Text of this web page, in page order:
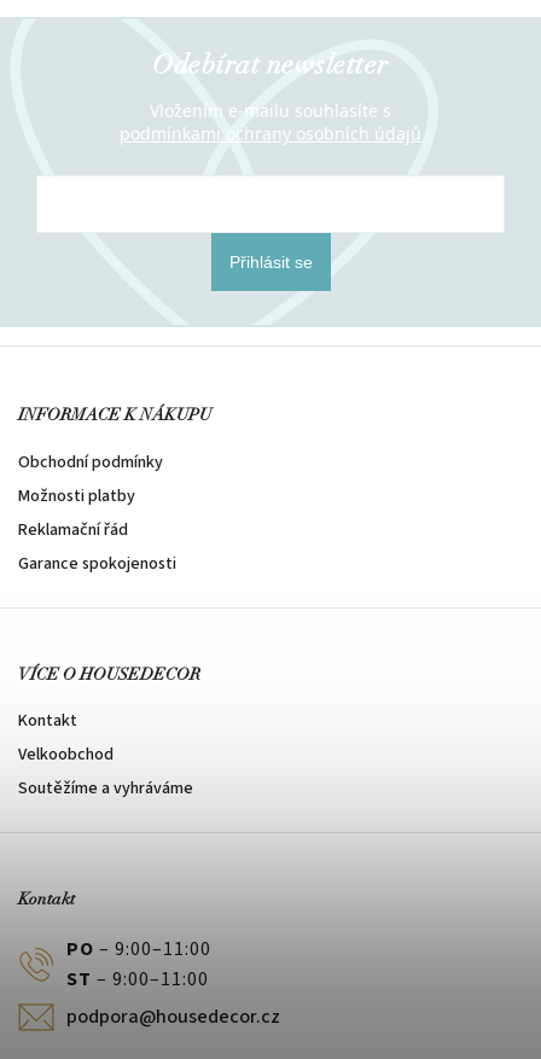
Odebírat newsletter
Vložením e-mailu souhlasíte s
podmínkami ochrany osobních údajů
Přihlásit se
INFORMACE K NÁKUPU
Obchodní podmínky
Možnosti platby
Reklamační řád
Garance spokojenosti
VÍCE O HOUSEDECOR
Kontakt
Velkoobchod
Soutěžíme a vyhráváme
Kontakt
PO – 9:00–11:00
ST – 9:00–11:00
podpora@housedecor.cz